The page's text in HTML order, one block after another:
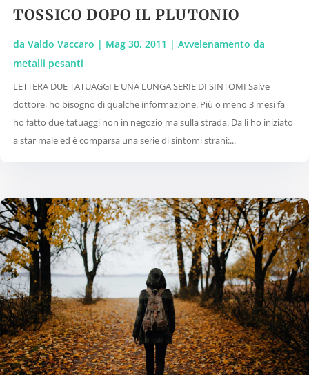
TOSSICO DOPO IL PLUTONIO
da Valdo Vaccaro | Mag 30, 2011 | Avvelenamento da
metalli pesanti
LETTERA DUE TATUAGGI E UNA LUNGA SERIE DI SINTOMI Salve
dottore, ho bisogno di qualche informazione. Più o meno 3 mesi fa
ho fatto due tatuaggi non in negozio ma sulla strada. Da lì ho iniziato
a star male ed è comparsa una serie di sintomi strani:...